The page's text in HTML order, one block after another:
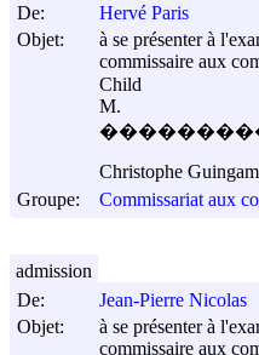
De:
Hervé Paris
Objet:
à se présenter à
commissaire aux
Child
M.
Christophe
Groupe:
Commissariat aux
De:
Jean-Pierre Nicolas
Objet:
à se présenter à
commissaire aux
admission